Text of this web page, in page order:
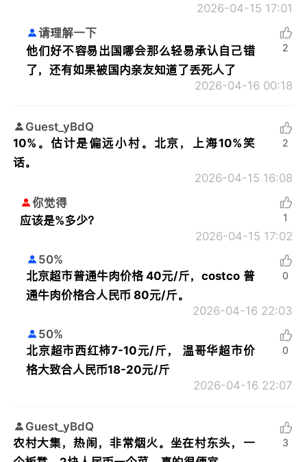
2026-04-15 17:01
请理解一下
他们好不容易出国哪会那么轻易承认自己错
了，还有如果被国内亲友知道了丢死人了
2026-04-16 00:18
2
Guest_yBdQ
10%。估计是偏远小村。北京，上海10%笑
话。
2026-04-15 16:08
2
你觉得
应该是%多少？
2026-04-15 17:02
1
50%
北京超市普通牛肉价格 40元/斤，costco 普
通牛肉价格合人民币 80元/斤。
2026-04-16 22:03
0
50%
北京超市西红柿7-10元/斤， 温哥华超市价
格大致合人民币18-20元/斤
2026-04-16 22:07
0
Guest_yBdQ
农村大集，热闹，非常烟火。坐在村东头，一
3